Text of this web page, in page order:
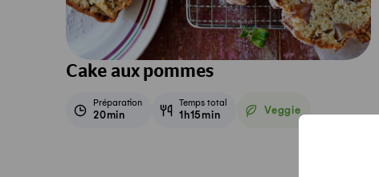
Cake aux pommes
Préparation
20min
Temps total
1h15min Veggie
Veggie